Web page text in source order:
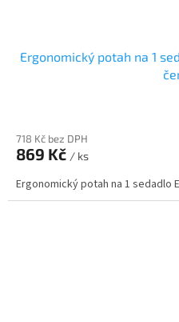
Ergonomický potah na 1
718 Kč bez DPH
869 Kč / ks
Ergonomický potah na 1 sedadlo